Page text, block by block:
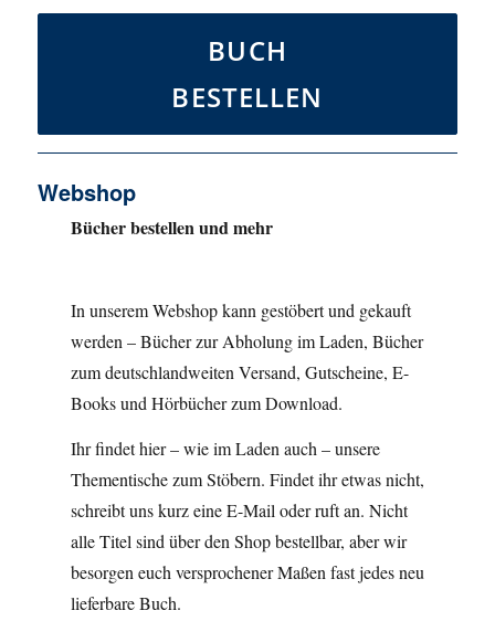
BUCH
BESTELLEN
Webshop
Bücher bestellen und mehr
In unserem Webshop kann gestöbert und gekauft
werden – Bücher zur Abholung im Laden, Bücher
zum deutschlandweiten Versand, Gutscheine, E-
Books und Hörbücher zum Download.
Ihr findet hier – wie im Laden auch – unsere
Thementische zum Stöbern. Findet ihr etwas nicht,
schreibt uns kurz eine E-Mail oder ruft an. Nicht
alle Titel sind über den Shop bestellbar, aber wir
besorgen euch versprochener Maßen fast jedes neu
lieferbare Buch.